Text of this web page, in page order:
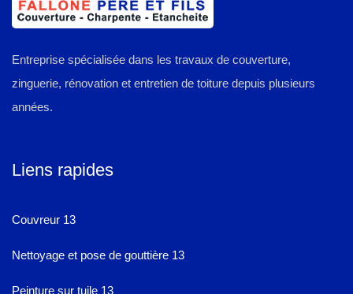
Entreprise spécialisée dans les travaux de couverture,
zinguerie, rénovation et entretien de toiture depuis plusieurs
années.
Liens rapides
Couvreur 13
Nettoyage et pose de gouttière 13
Peinture sur tuile 13